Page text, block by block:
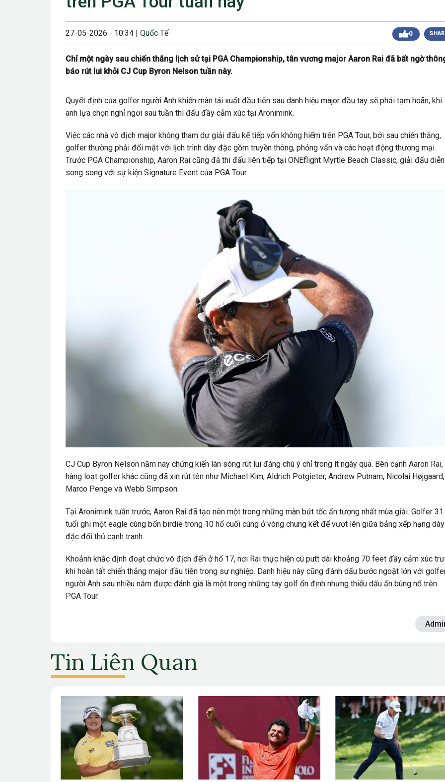
23/08/2024 12:00 sáng
28/06/2024 12:00 chiều
Giải Golf Gia Đình lần 1 (Family Golf Tournament
Giải Golf Doanh nghiệp và Thương hiệu Việt Nam
lần thứ 22 (Business Vietnam Cup 22)
25/04/2024 6:00 sáng
Giải Golf Vô địch các CLB toàn quốc Lần 1
22/12/2023 12:30 chiều
Giải Golf Cặp đôi hoàn hảo Lần 2 (Perfect Golf
Couple 2)
27-05-2026 - 10:34 | Quốc Tế 0
Chỉ một ngày sau chiến thắng lịch sử tại PGA Championship, tân vương major Aaron Rai đã bất ngờ
báo rút lui khỏi CJ Cup Byron Nelson tuần này.
Quyết định của golfer người Anh khiến màn tái xuất đầu tiên sau danh hiệu major đầu tay sẽ phải tạm hoãn, khi
anh lựa chọn nghỉ ngơi sau tuần thi đấu đầy cảm xúc tại Aronimink.
Việc các nhà vô địch major không tham dự giải đấu kế tiếp vốn không hiếm trên PGA Tour, bởi sau chiến thắng,
golfer thường phải đối mặt với lịch trình dày đặc gồm truyền thông, phỏng vấn và các hoạt động thương mại.
Trước PGA Championship, Aaron Rai cũng đã thi đấu liên tiếp tại ONEflight Myrtle Beach Classic, giải đấu
song song với sự kiện Signature Event của PGA Tour.
CJ Cup Byron Nelson năm nay chứng kiến làn sóng rút lui đáng chú ý chỉ trong ít ngày qua. Bên cạnh Aaron Rai,
hàng loạt golfer khác cũng đã xin rút tên như Michael Kim, Aldrich Potgieter, Andrew Putnam, Nicolai Højgaard,
Marco Penge và Webb Simpson.
Tại Aronimink tuần trước, Aaron Rai đã tạo nên một trong những màn bứt tốc ấn tượng nhất mùa giải. Golfer 31
tuổi ghi một eagle cùng bốn birdie trong 10 hố cuối cùng ở vòng chung kết để vượt lên giữa bảng xếp hạng dày
đặc đối thủ cạnh tranh.
Khoảnh khắc định đoạt chức vô địch đến ở hố 17, nơi Rai thực hiện cú putt dài khoảng 70 feet đầy cảm xúc
khi hoàn tất chiến thắng major đầu tiên trong sự nghiệp. Danh hiệu này cũng đánh dấu bước ngoặt lớn với
người Anh sau nhiều năm được đánh giá là một trong những tay golf ổn định nhưng thiếu dấu ấn bùng nổ trên
PGA Tour.
Tin Liên Quan